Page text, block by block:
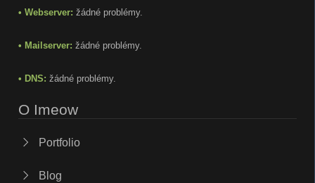
• Webserver: žádné problémy.
• Mailserver: žádné problémy.
• DNS: žádné problémy.
O Imeow
Portfolio
Blog